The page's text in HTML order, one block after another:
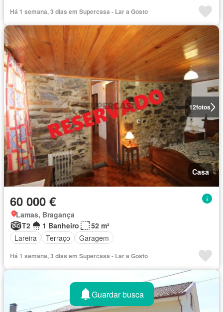
Há 1 semana, 3 dias em Supercasa - Lar a Gosto
12fotos
Casa
60 000 €
Lamas, Bragança
T2
1 Banheiro
52 m²
Lareira
Terraço Garagem
Há 1 semana, 3 dias em Supercasa - Lar a Gosto
Guardar busca